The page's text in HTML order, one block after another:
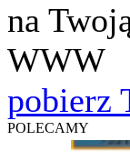
na
WWW
pobierz
POLECAMY